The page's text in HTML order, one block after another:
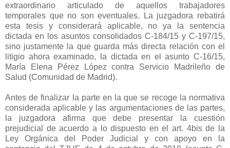
extraordinario articulado de aquellos trabajadores
temporales que no son eventuales. La juzgadora rebatirá
esta tesis y considerará aplicable, no ya la sentencia
dictada en los asuntos consolidados C-184/15 y C-197/15,
sino justamente la que guarda más directa relación con el
litigio ahora examinado, la dictada en el asunto C-16/15,
María Elena Pérez López contra Servicio Madrileño de
Salud (Comunidad de Madrid).
Antes de finalizar la parte en la que se recoge la normativa
considerada aplicable y las argumentaciones de las partes,
la juzgadora afirma que debe presentar la cuestión
prejudicial de acuerdo a lo dispuesto en el art. 4bis de la
Ley Orgánica del Poder Judicial y con apoyo en la